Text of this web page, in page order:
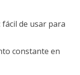
fácil de usar para
constante en